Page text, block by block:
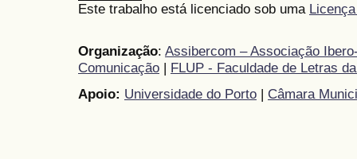
Este trabalho está licenciado sob uma
Organização: Assibercom – Associação
Comunicação | FLUP - Faculdade de Letras
Apoio: Universidade do Porto | Câmara